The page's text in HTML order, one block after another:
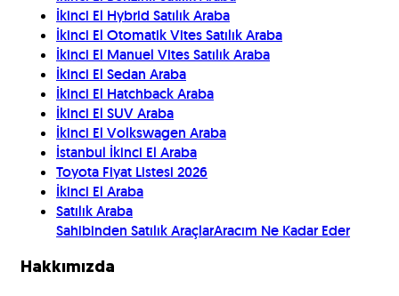
İkinci El Hybrid Satılık Araba
İkinci El Otomatik Vites Satılık Araba
İkinci El Manuel Vites Satılık Araba
İkinci El Sedan Araba
İkinci El Hatchback Araba
İkinci El SUV Araba
İkinci El Volkswagen Araba
İstanbul İkinci El Araba
Toyota Fiyat Listesi 2026
İkinci El Araba
Satılık Araba
Sahibinden Satılık AraçlarAracım Ne Kadar Eder
Hakkımızda